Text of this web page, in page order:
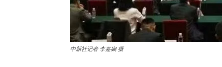
中新社记者 李嘉娴 摄